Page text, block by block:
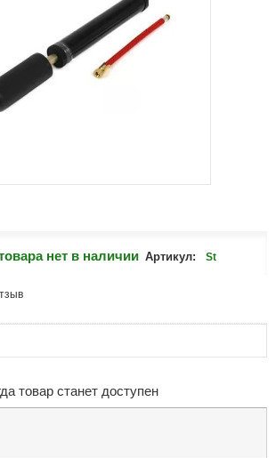
нет в наличии Артикул: St
товар станет доступен